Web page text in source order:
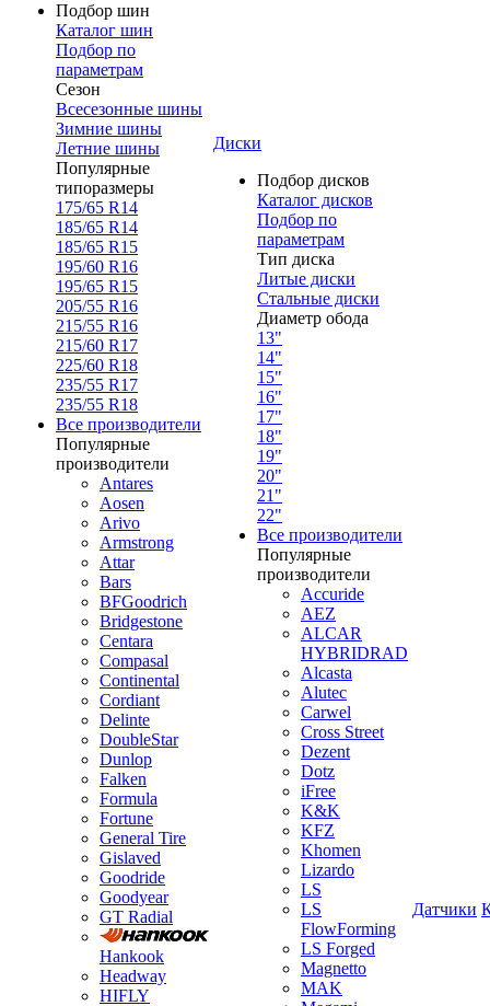
Подбор шин
Каталог шин
Подбор по
параметрам
Сезон
Всесезонные шины
Зимние шины
Летние шины
Популярные
типоразмеры
175/65 R14
185/65 R14
185/65 R15
195/60 R16
195/65 R15
205/55 R16
215/55 R16
215/60 R17
225/60 R18
235/55 R17
235/55 R18
Все производители
Популярные
производители
Antares
Aosen
Arivo
Armstrong
Attar
Bars
BFGoodrich
Bridgestone
Centara
Compasal
Continental
Cordiant
Delinte
DoubleStar
Dunlop
Falken
Formula
Fortune
General Tire
Gislaved
Goodride
Goodyear
GT Radial
Hankook
Headway
HIFLY
Диски
Подбор дисков
Каталог дисков
Подбор по
параметрам
Тип диска
Литые диски
Стальные диски
Диаметр обода
13"
14"
15"
16"
17"
18"
19"
20"
21"
22"
Все производители
Популярные
производители
Accuride
AEZ
ALCAR
HYBRIDRAD
Alcasta
Alutec
Carwel
Cross Street
Dezent
Dotz
iFree
K&K
KFZ
Khomen
Lizardo
LS
LS
FlowForming
LS Forged
Magnetto
MAK
Датчики